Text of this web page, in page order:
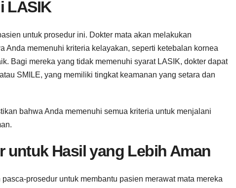
LASIK
untuk prosedur ini. Dokter mata akan melakukan
Anda memenuhi kriteria kelayakan, seperti ketebalan kornea
Bagi mereka yang tidak memenuhi syarat LASIK, dokter dapat
SMILE, yang memiliki tingkat keamanan yang setara dan
bahwa Anda memenuhi semua kriteria untuk menjalani
untuk Hasil yang Lebih Aman
prosedur untuk membantu pasien merawat mata mereka